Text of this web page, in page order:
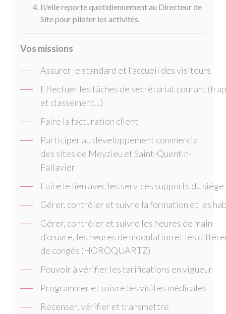
Il/elle reporte quotidiennement au Directeur de
Site pour piloter les activités.
Vos missions
Assurer le standard et l’accueil des visiteurs
Effectuer les tâches de secrétariat courant
et classement…)
Faire la facturation client
Participer au développement commercial
des sites de Meyzieu et Saint-Quentin-
Fallavier
Faire le lien avec les services supports du
Gérer, contrôler et suivre la formation et les
Gérer, contrôler et suivre les heures de main-
d’œuvre, les heures de modulation et les
de congés (HOROQUARTZ)
Pouvoir à vérifier les tarifications en vigueur
Programmer et suivre les visites médicales
Recenser, vérifier et transmettre